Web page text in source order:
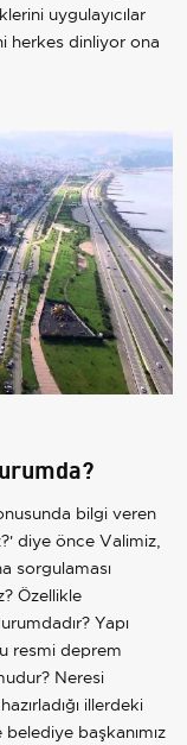
uygulayıcılar
herkes dinliyor ona
bilgi veren
diye önce Valimiz,
sorgulaması
Özellikle
Yapı
resmi deprem
Neresi
illerdeki
başkanımız